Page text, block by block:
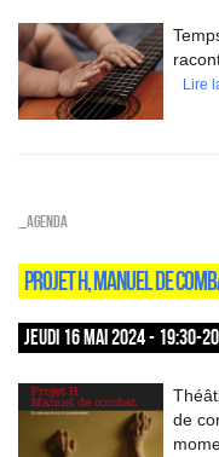
Lire
_Agenda
PROJET H, MANUEL DE
JEUDI 16 MAI 2024 - 19:30-
de